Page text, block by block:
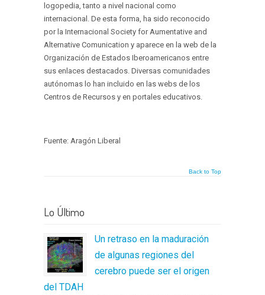
logopedia, tanto a nivel nacional como
internacional. De esta forma, ha sido reconocido
por la Internacional Society for Aumentative and
Alternative Comunication y aparece en la web de la
Organización de Estados Iberoamericanos entre
sus enlaces destacados. Diversas comunidades
autónomas lo han incluido en las webs de los
Centros de Recursos y en portales educativos.
Fuente: Aragón Liberal
Back to Top
Lo Último
Un retraso en la maduración
de algunas regiones del
cerebro puede ser el origen
del TDAH